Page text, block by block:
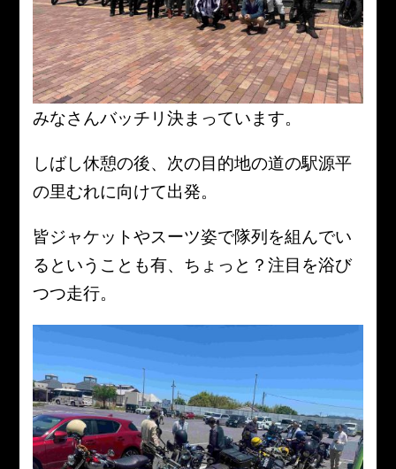
みなさんバッチリ決まっています。
しばし休憩の後、次の目的地の道の駅源平
の里むれに向けて出発。
皆ジャケットやスーツ姿で隊列を組んでい
るということも有、ちょっと？注目を浴び
つつ走行。